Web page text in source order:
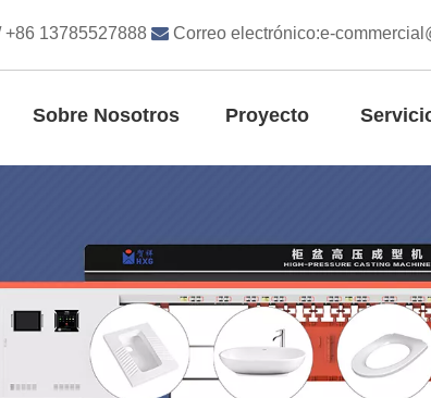
+86 13785527888  Correo electrónico:e-
Sobre Nosotros Proyecto